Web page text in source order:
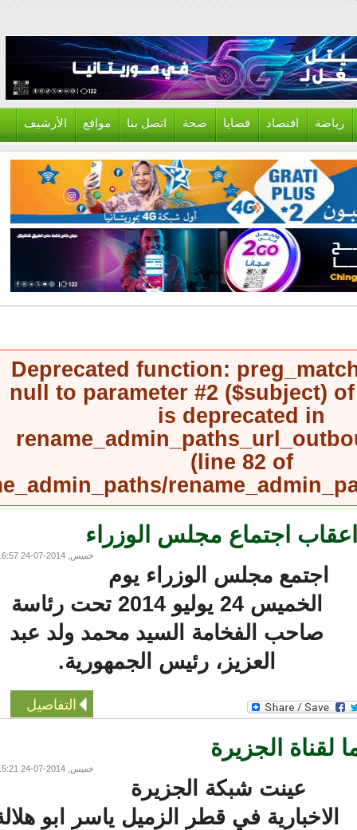
اقتصاد قضايا صحة اتصل بنا مواقع الأرشيف
Deprecated function:
null to parameter #2 ($subject)
is deprecated in
(line82of
اجتماع مجلس الوزراء
خميس, 2014-07-24 16:57
اجتمع مجلس الوزراء يوم
الخميس 24 يوليو 2014 تحت رئاسة
صاحب الفخامة السيد محمد ولد عبد
العزيز، رئيس الجمهورية.
التفاصيل
الجزيرة
خميس, 2014-07-24 15:21
عينت شبكة الجزيرة
الاخبارية في قطر الزميل ياسر ابو هلالة